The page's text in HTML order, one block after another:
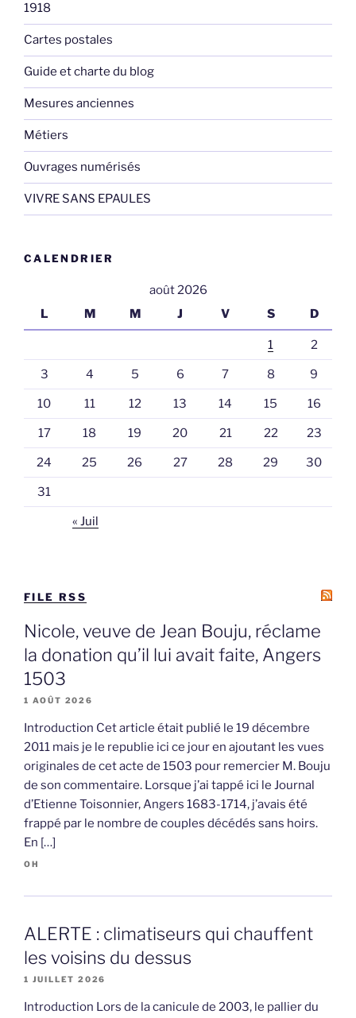
1918
Cartes postales
Guide et charte du blog
Mesures anciennes
Métiers
Ouvrages numérisés
VIVRE SANS EPAULES
CALENDRIER
août 2026
L
M M J V S D
1 2
3 4 5 6 7 8 9
10 11 12 13 14 15 16
17 18 19 20 21 22 23
24 25 26 27 28 29 30
31
« Juil
FILE RSS
Nicole, veuve de Jean Bouju, réclame
la donation qu’il lui avait faite, Angers
1503
1 AOÛT 2026
Introduction Cet article était publié le 19 décembre
2011 mais je le republie ici ce jour en ajoutant les vues
originales de cet acte de 1503 pour remercier M. Bouju
de son commentaire. Lorsque j’ai tappé ici le Journal
d’Etienne Toisonnier, Angers 1683-1714, j’avais été
frappé par le nombre de couples décédés sans hoirs.
En […]
OH
ALERTE : climatiseurs qui chauffent
les voisins du dessus
1 JUILLET 2026
Introduction Lors de la canicule de 2003, le pallier du